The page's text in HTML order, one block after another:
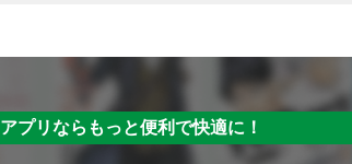
アプリならもっと便利で快適に！